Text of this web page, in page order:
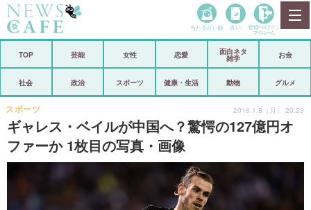
政治
経済
芸能 スポーツ
恋愛 ビックリ
アリ／ナシ
当たる占い師 占い 登録• ログイン
マイルーム
TOP 芸能 女性 恋愛
面白ネタ
雑学
お金
社会 政治 スポーツ 健康・生活 動物 グルメ
ギャレス・ベイルが中国へ？驚愕の127億円オ
ファーか 1枚目の写真・画像
スポーツ 2018.1.8（月） 20:23